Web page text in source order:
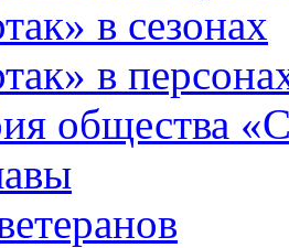
в сезонах
в
общества